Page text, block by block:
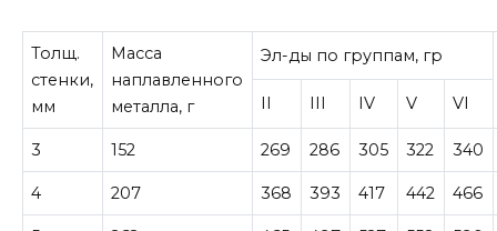
Толщ.
стенки,
мм
Масса
наплавленного
металла, г
Эл-ды по группам, гр
II III IV V VI
3 152 269 286 305 322 340
4 207 368 393 417 442 466